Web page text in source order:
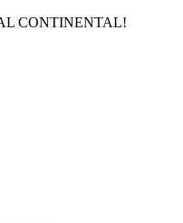
CONTINENTAL!